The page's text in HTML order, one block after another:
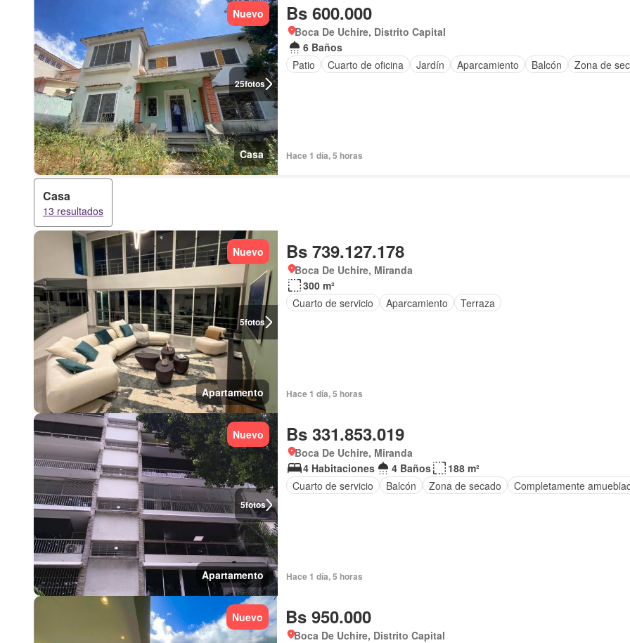
25fotos
Nuevo
Casa
Bs 600.000
Boca De Uchire, Distrito Capital
6 Baños
Patio
Cuarto de oficina Jardín Aparcamiento Balcón Zona de
Hace 1 día, 5 horas
Casa
13 resultados
5fotos
Nuevo
Apartamento
Bs 739.127.178
Boca De Uchire, Miranda
300 m²
Cuarto de servicio
Aparcamiento Terraza
Hace 1 día, 5 horas
5fotos
Nuevo
Apartamento
Bs 331.853.019
Boca De Uchire, Miranda
4 Habitaciones
4 Baños
188 m²
Cuarto de servicio
Balcón Zona de secado Completamente
Hace 1 día, 5 horas
Nuevo Bs 950.000
Boca De Uchire, Distrito Capital